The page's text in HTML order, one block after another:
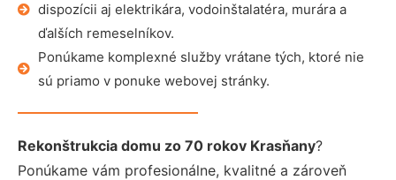
dispozícii aj elektrikára, vodoinštalatéra, murára a
ďalších remeselníkov.
Ponúkame komplexné služby vrátane tých, ktoré nie
sú priamo v ponuke webovej stránky.
Rekonštrukcia domu zo 70 rokov Krasňany?
Ponúkame vám profesionálne, kvalitné a zároveň